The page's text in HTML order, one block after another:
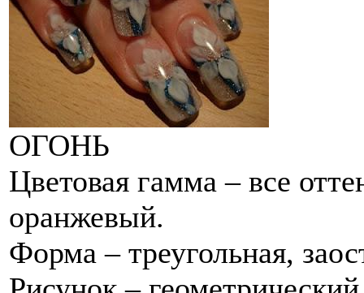
ОГОНЬ
Цветовая гамма – все
оранжевый.
Форма – треугольная,